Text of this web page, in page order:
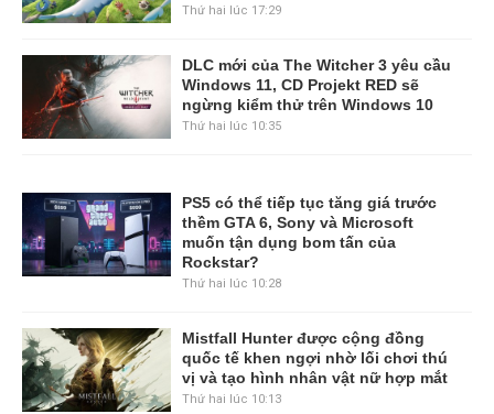
Thứ hai lúc 17:29
DLC mới của The Witcher 3 yêu cầu
Windows 11, CD Projekt RED sẽ
ngừng kiểm thử trên Windows 10
Thứ hai lúc 10:35
PS5 có thể tiếp tục tăng giá trước
thềm GTA 6, Sony và Microsoft
muốn tận dụng bom tấn của
Rockstar?
Thứ hai lúc 10:28
Mistfall Hunter được cộng đồng
quốc tế khen ngợi nhờ lối chơi thú
vị và tạo hình nhân vật nữ hợp mắt
Thứ hai lúc 10:13